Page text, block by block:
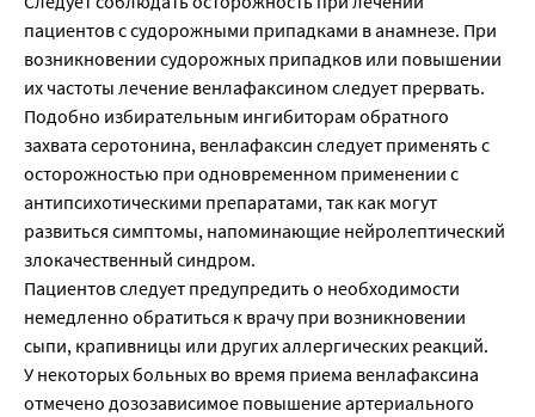
пациентов с судорожными припадками в анамнезе. При
возникновении судорожных припадков или повышении
их частоты лечение венлафаксином следует прервать.
Подобно избирательным ингибиторам обратного
захвата серотонина, венлафаксин следует применять с
осторожностью при одновременном применении с
антипсихотическими препаратами, так как могут
развиться симптомы, напоминающие нейролептический
злокачественный синдром.
Пациентов следует предупредить о необходимости
немедленно обратиться к врачу при возникновении
сыпи, крапивницы или других аллергических реакций.
У некоторых больных во время приема венлафаксина
отмечено дозозависимое повышение артериального